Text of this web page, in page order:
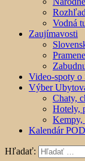
Vodná
Zaujímavosti
Video-spoty o
Výber
Chaty,
Hotely,
Kempy,
Kalendár
Hľadať: